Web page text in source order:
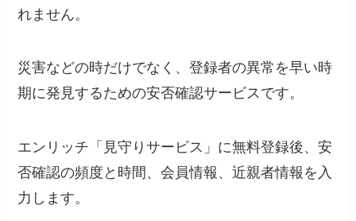
れません。
災害などの時だけでなく、登録者の異常を早い時
期に発見するための安否確認サービスです。
エンリッチ「見守りサービス」に無料登録後、安
否確認の頻度と時間、会員情報、近親者情報を入
力します。